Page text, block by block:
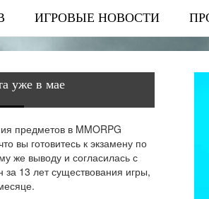
ИГРОВЫЕ НОВОСТИ
уже в мае
предметов в MMORPG
вы готовитесь к экзамену по
же выводу и согласилась с
13 лет существования игры,